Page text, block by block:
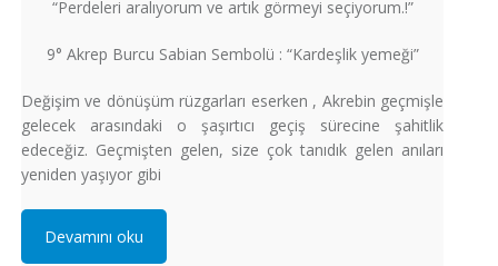
“Perdeleri aralıyorum ve artık görmeyi seçiyorum.!”
9° Akrep Burcu Sabian Sembolü : “Kardeşlik yemeği”
Değişim ve dönüşüm rüzgarları eserken , Akrebin geçmişle
gelecek arasındaki o şaşırtıcı geçiş sürecine şahitlik
edeceğiz. Geçmişten gelen, size çok tanıdık gelen anıları
yeniden yaşıyor gibi
Devamını oku